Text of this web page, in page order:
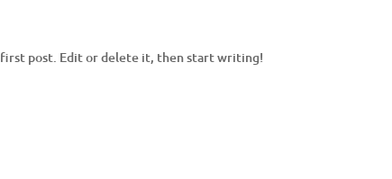
first post. Edit or delete it, then start writing!